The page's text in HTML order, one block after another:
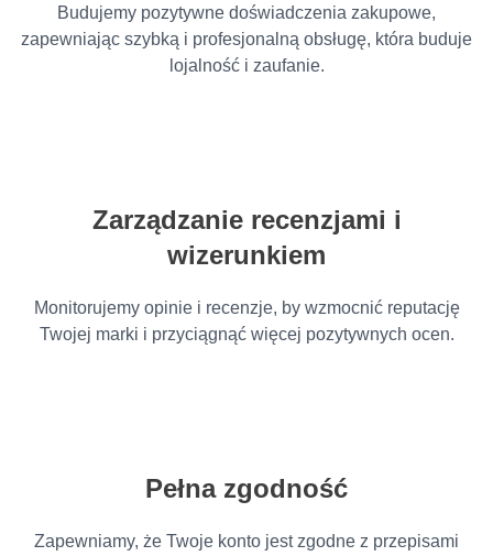
Budujemy pozytywne doświadczenia zakupowe,
zapewniając szybką i profesjonalną obsługę, która buduje
lojalność i zaufanie.
Zarządzanie recenzjami i
wizerunkiem
Monitorujemy opinie i recenzje, by wzmocnić reputację
Twojej marki i przyciągnąć więcej pozytywnych ocen.
Pełna zgodność
Zapewniamy, że Twoje konto jest zgodne z przepisami